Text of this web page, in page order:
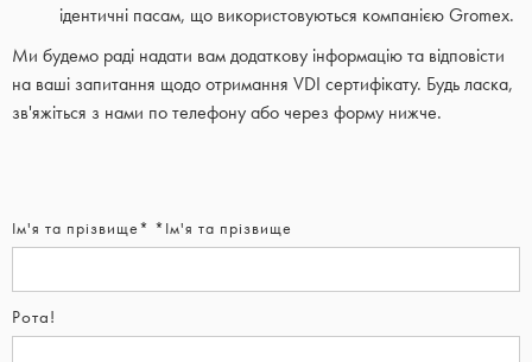
ідентичні пасам, що використовуються компанією Gromex.
Ми будемо раді надати вам додаткову інформацію та відповісти
на ваші запитання щодо отримання VDI сертифікату. Будь ласка,
зв'яжіться з нами по телефону або через форму нижче.
Ім'я та прізвище* *Ім'я та прізвище
Рота!